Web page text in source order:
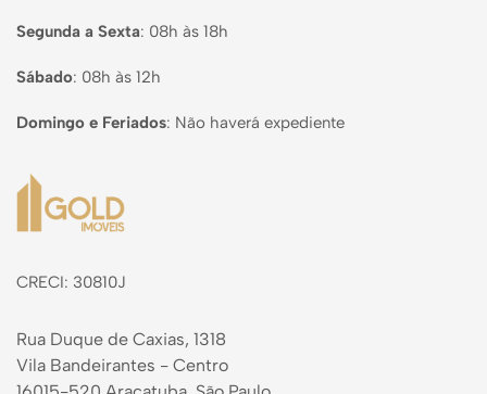
Segunda a Sexta: 08h às 18h
Sábado: 08h às 12h
Domingo e Feriados: Não haverá expediente
Página inicial
CRECI: 30810J
Rua Duque de Caxias, 1318
Vila Bandeirantes - Centro